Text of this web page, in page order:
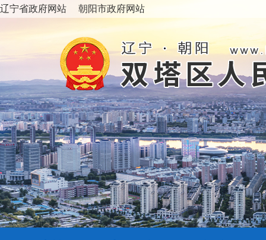
辽宁省政府网站 朝阳市政府网站